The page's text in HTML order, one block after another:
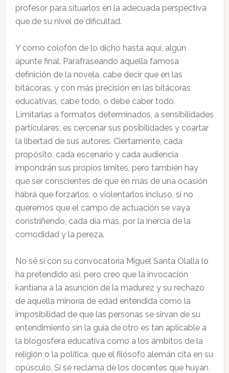
profesor para situarlos en la adecuada perspectiva
que de su nivel de dificultad.
Y como colofón de lo dicho hasta aquí, algún
apunte final. Parafraseando aquella famosa
definición de la novela, cabe decir que en las
bitácoras, y con más precisión en las bitácoras
educativas, cabe todo, o debe caber todo.
Limitarlas a formatos determinados, a sensibilidades
particulares, es cercenar sus posibilidades y coartar
la libertad de sus autores. Ciertamente, cada
propósito, cada escenario y cada audiencia
impondrán sus propios límites, pero también hay
que ser conscientes de que en más de una ocasión
habrá que forzarlos, o violentarlos incluso, si no
queremos que el campo de actuación se vaya
constriñendo, cada día más, por la inercia de la
comodidad y la pereza.
No sé si con su convocatoria Miguel Santa Olalla lo
ha pretendido así, pero creo que la invocación
kantiana a la asunción de la madurez y su rechazo
de aquella minoría de edad entendida como la
imposibilidad de que las personas se sirvan de su
entendimiento sin la guía de otro es tan aplicable a
la blogosfera educativa como a los ámbitos de la
religión o la política, que el filósofo alemán cita en su
opúsculo. Si se reclama de los docentes que huyan